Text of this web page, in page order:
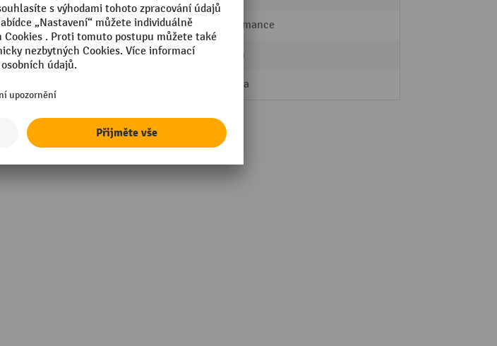
Segmentu Performance
Vhodné pro šířku pásu 20 mm
bawepa